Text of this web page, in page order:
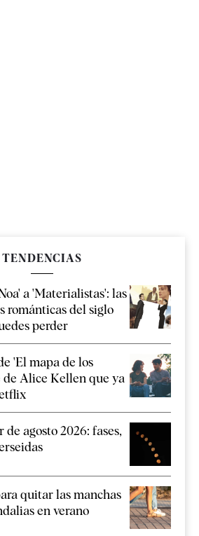
TENDENCIAS
a 'Materialistas': las
románticas del siglo
perder
'El mapa de los
de Alice Kellen que ya
agosto 2026: fases,
quitar las manchas
en verano